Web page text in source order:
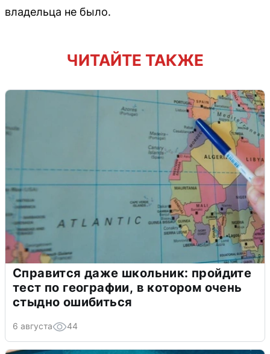
владельца не было.
ЧИТАЙТЕ ТАКЖЕ
Справится даже школьник: пройдите
тест по географии, в котором очень
стыдно ошибиться
6 августа 44